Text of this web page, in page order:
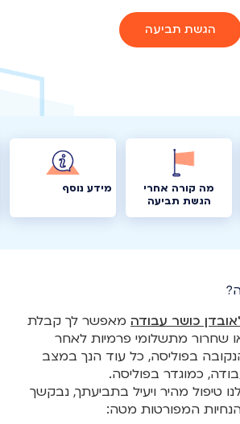
הגשת תביעה
מה קורה אחרי
הגשת תביעה
מידע נוסף
כושר עבודה מאפשר לך קבלת
שחרור מתשלומי פרמיות לאחר
בפוליסה, כל עוד הנך במצב
כמוגדר בפוליסה.
טיפול מהיר ויעיל בתביעתך, נבקשך
המפורטות מטה: